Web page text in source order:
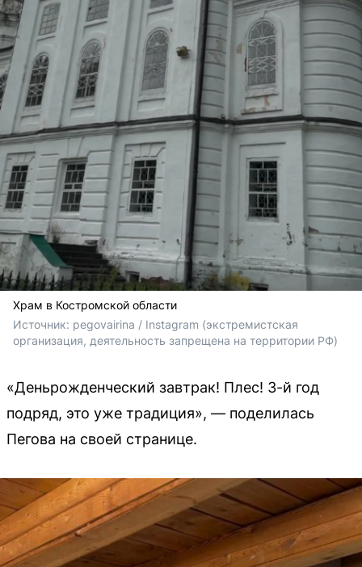
Храм в Костромской области
Источник: pegovairina / Instagram (экстремистская
организация, деятельность запрещена на территории РФ)
«Деньрожденческий завтрак! Плес! 3-й год
подряд, это уже традиция», — поделилась
Пегова на своей странице.